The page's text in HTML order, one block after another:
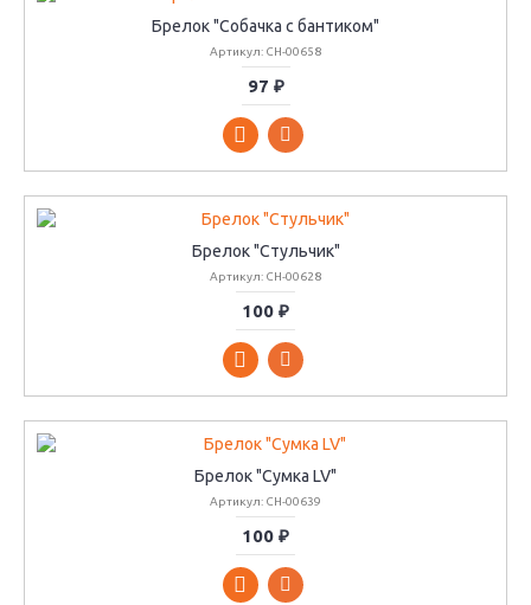
Брелок "Собачка с бантиком"
Артикул: CH-00658
97 ₽
Брелок "Стульчик"
Артикул: CH-00628
100 ₽
Брелок "Сумка LV"
Артикул: CH-00639
100 ₽